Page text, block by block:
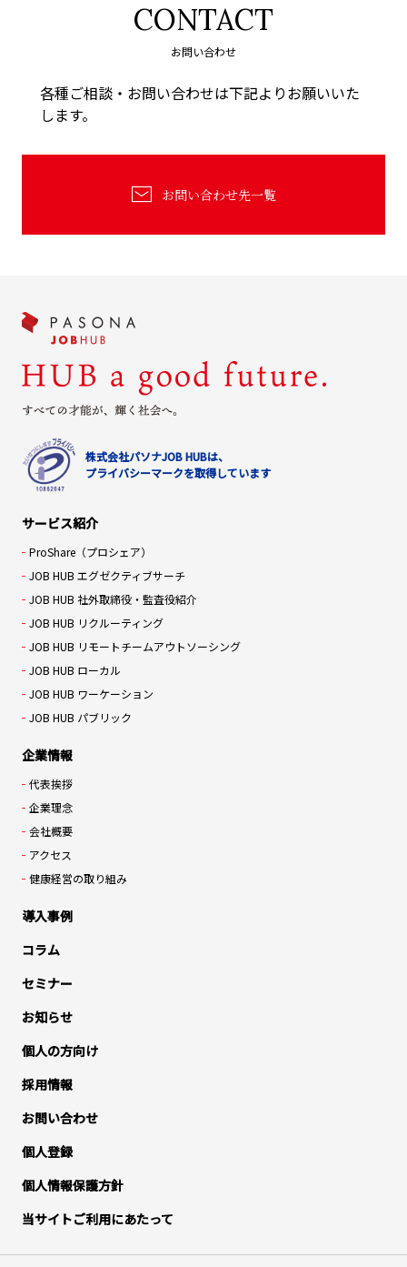
CONTACT
お問い合わせ
各種ご相談・お問い合わせは下記よりお願いいた
します。
お問い合わせ先一覧
株式会社パソナJOB HUBは、
プライバシーマークを取得しています
サービス紹介
ProShare（プロシェア）
JOB HUB エグゼクティブサーチ
JOB HUB 社外取締役・監査役紹介
JOB HUB リクルーティング
JOB HUB リモートチームアウトソーシング
JOB HUB ローカル
JOB HUB ワーケーション
JOB HUB パブリック
企業情報
代表挨拶
企業理念
会社概要
アクセス
健康経営の取り組み
導入事例
コラム
セミナー
お知らせ
個人の方向け
採用情報
お問い合わせ
個人登録
個人情報保護方針
当サイトご利用にあたって